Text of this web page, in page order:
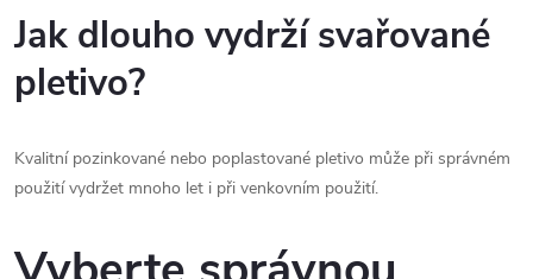
Jak dlouho vydrží svařované
pletivo?
Kvalitní pozinkované nebo poplastované pletivo může při správném
použití vydržet mnoho let i při venkovním použití.